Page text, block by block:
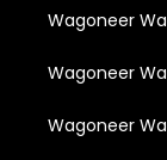
Wagoneer
Wagoneer
Wagoneer